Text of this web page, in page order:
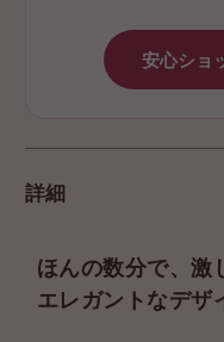
安心ショ
詳細
ほんの数分で、激
エレガントなデザ